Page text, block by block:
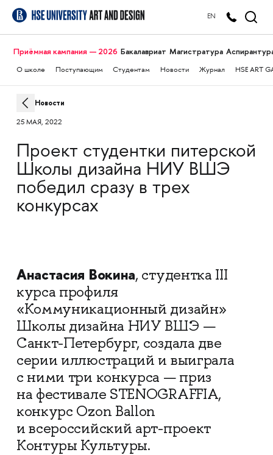
EN
Приёмная кампания — 2026 Бакалавриат Магистратура
О школе Поступающим Студентам Новости Журнал HSE ART
Новости
25 МАЯ, 2022
Проект студентки питерской
Школы дизайна НИУ ВШЭ
победил сразу в трех
конкурсах
Анастасия Вокина, студентка III
курса профиля
«Коммуникационный дизайн»
Школы дизайна НИУ ВШЭ —
Санкт-Петербург, создала две
серии иллюстраций и выиграла
с ними три конкурса — приз
на фестивале STENOGRAFFIA,
конкурс Ozon Ballon
и всероссийский арт-проект
Контуры Культуры.